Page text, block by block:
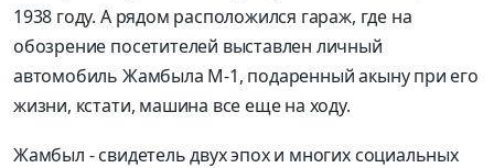
1938 году. А рядом расположился гараж, где на
обозрение посетителей выставлен личный
автомобиль Жамбыла М-1, подаренный акыну при его
жизни, кстати, машина все еще на ходу.
Жамбыл - свидетель двух эпох и многих социальных